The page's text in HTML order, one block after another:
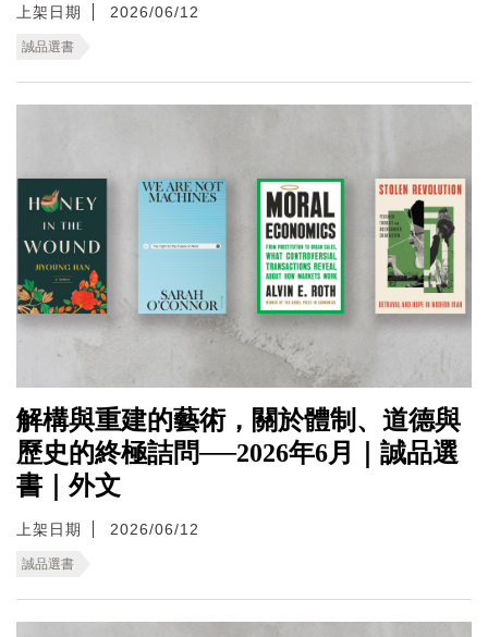
上架日期 2026/06/12
誠品選書
解構與重建的藝術，關於體制、道德與
歷史的終極詰問──2026年6月｜誠品選
書｜外文
上架日期 2026/06/12
誠品選書